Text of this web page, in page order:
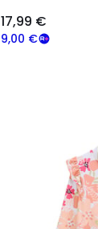
9,00 €
17,99 €